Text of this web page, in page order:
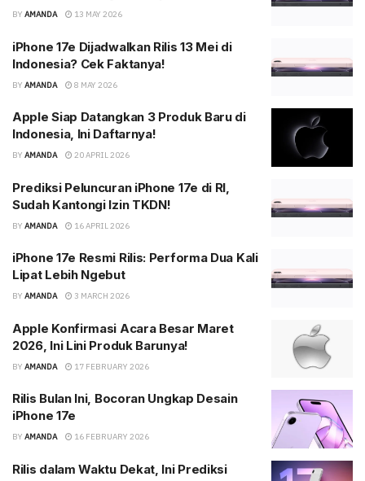
BY AMANDA 13 MAY 2026
iPhone 17e Dijadwalkan Rilis 13 Mei di
Indonesia? Cek Faktanya!
BY AMANDA 8 MAY 2026
Apple Siap Datangkan 3 Produk Baru di
Indonesia, Ini Daftarnya!
BY AMANDA 20 APRIL 2026
Prediksi Peluncuran iPhone 17e di RI,
Sudah Kantongi Izin TKDN!
BY AMANDA 16 APRIL 2026
iPhone 17e Resmi Rilis: Performa Dua Kali
Lipat Lebih Ngebut
BY AMANDA 3 MARCH 2026
Apple Konfirmasi Acara Besar Maret
2026, Ini Lini Produk Barunya!
BY AMANDA 17 FEBRUARY 2026
Rilis Bulan Ini, Bocoran Ungkap Desain
iPhone 17e
BY AMANDA 16 FEBRUARY 2026
Rilis dalam Waktu Dekat, Ini Prediksi